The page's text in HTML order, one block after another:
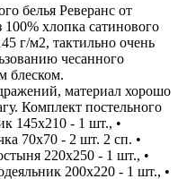
белья Реверанс от
хлопка сатинового
г/м2, тактильно очень
чесанного
блеском.
материал хорошо
Комплект постельного
145х210 - 1 шт., •
70х70 - 2 шт. 2 сп. •
220х250 - 1 шт., •
200х220 - 1 шт., •